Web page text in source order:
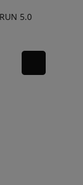
5.0